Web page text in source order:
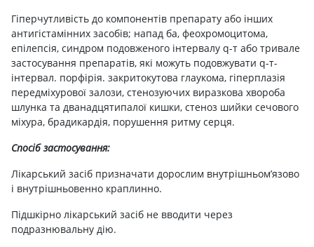
Гіперчутливість до компонентів препарату або інших
антигістамінних засобів; напад ба, феохромоцитома,
епілепсія, синдром подовженого інтервалу q-т або тривале
застосування препаратів, які можуть подовжувати q-т-
інтервал. порфірія. закритокутова глаукома, гіперплазія
передміхурової залози, стенозуючих виразкова хвороба
шлунка та дванадцятипалої кишки, стеноз шийки сечового
міхура, брадикардія, порушення ритму серця.
Спосіб застосування:
Лікарський засіб призначати дорослим внутрішньом’язово
і внутрішньовенно краплинно.
Підшкірно лікарський засіб не вводити через
подразнювальну дію.